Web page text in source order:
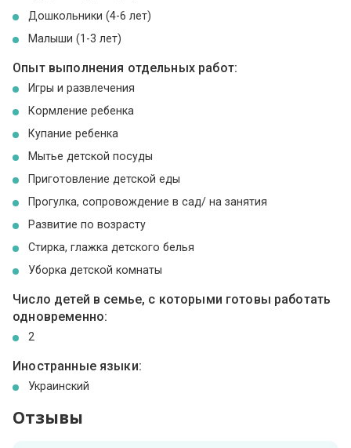
Дошкольники (4-6 лет)
Малыши (1-3 лет)
Опыт выполнения отдельных работ:
Игры и развлечения
Кормление ребенка
Купание ребенка
Мытье детской посуды
Приготовление детской еды
Прогулка, сопровождение в сад/ на занятия
Развитие по возрасту
Стирка, глажка детского белья
Уборка детской комнаты
Число детей в семье, с которыми готовы работать
одновременно:
2
Иностранные языки:
Украинский
Отзывы